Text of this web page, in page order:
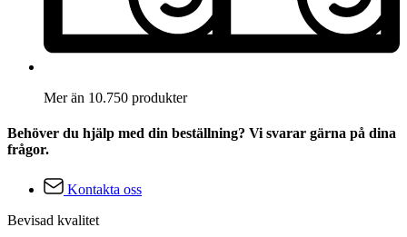
Mer än 10.750 produkter
Behöver du hjälp med din beställning? Vi svarar gärna på dina
frågor.
Kontakta oss
Bevisad kvalitet